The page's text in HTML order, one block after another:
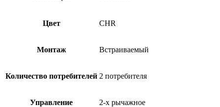
Цвет CHR
Монтаж Встраиваемый
Количество потребителей 2 потребителя
Управление 2-х рычажное